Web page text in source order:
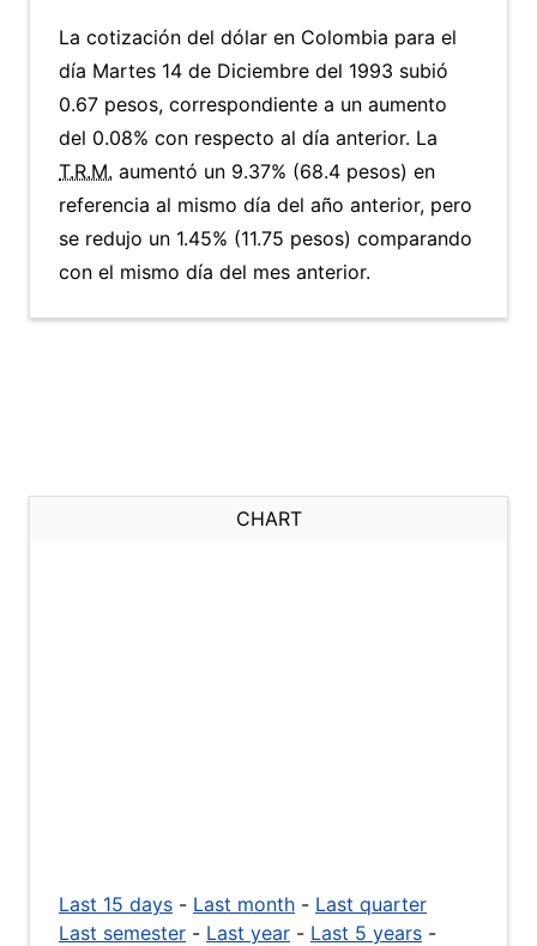
La cotización del dólar en Colombia para el
día Martes 14 de Diciembre del 1993 subió
0.67 pesos, correspondiente a un aumento
del 0.08% con respecto al día anterior. La
T.R.M. aumentó un 9.37% (68.4 pesos) en
referencia al mismo día del año anterior, pero
se redujo un 1.45% (11.75 pesos) comparando
con el mismo día del mes anterior.
CHART
Last 15 days - Last month - Last quarter
Last semester - Last year - Last 5 years -